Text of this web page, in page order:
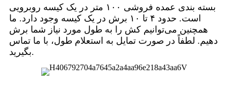
بسته بندی عمده فروشی ۱۰۰ متر در یک کیسه روبرویی
است. حدود ۴ تا ۱۰ برش در یک کیسه وجود دارد. ما
همچنین می‌توانیم کش را به طول مورد نیاز شما برش
دهیم. لطفاً در صورت تمایل به استعلام طول، با ما تماس
بگیرید.